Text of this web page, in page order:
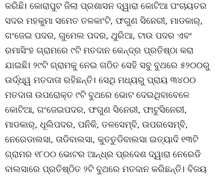
କରିଛି। କୋରାପୁଟ ଜିଲା ପ୍ରଶାସନ ଦ୍ୱାରା କୋଟିଆ ପଂଚାୟତର
ସଦର ମହକୁମା ସମେତ ତଳକାଂଟି, ଫଗୁଣ ସିନେରୀ, ମାଡକାର୍,
ଗଂଜେଇ ପଦର, ଗୁମେଲ ପଦର, ଥୁରିଆ, ଟାଉ ପଦର ଏବଂ
ରମାସିଂହ ଗ୍ରାମରେ ୯ଟି ମତଦାନ କେନ୍ଦ୍ର ପ୍ରତିଷ୍ଠା କରା
ଯାଇଛି। ୨୯ଟି ଗ୍ରାମକୁ ନେଇ ଗଠିତ ସେହି ସବୁ ବୁଥରେ ୫୨୦୦ରୁ
ଉର୍ଦ୍ଧ୍ୱ ମତଦାତା ରହିଛନ୍ତି। ସେଥି ମଧ୍ୟରୁ ପ୍ରାୟ ୩୪୦୦
ମତଦାତା ଉପରୋକ୍ତ ୯ଟି ବୁଥରେ ଭୋଟ ଦେଇଥିବାବେଳେ
କୋଟିଆ, ଗଂଜେଇପଦର, ଫଗୁଣ ସିନେରୀ, ଫାଟୁସିନେରୀ,
ମାଡକାର୍, ଧୂଲିପଦର, ପନିକି, ତଳସେମ୍ବି, ଉପରସେମ୍ବି,
ନେରେଡାଲସା, ତାଡିବାଲସା, କୁତତୁଡିବାଲସା ଇତ୍ୟାଦି ୧୩ଟି
ଗ୍ରାମର ୧୮୦୦ ଭୋଟର ଆନ୍ଧ୍ର ପ୍ରଦେଶ ଦ୍ୱାରା ନେରେଡି
ବାଲସାରେ ପ୍ରତିଷ୍ଠିତ ୨ଟି ବୁଥରେ ମତଦାନ କରିଛନ୍ତି। ବିଜୟ